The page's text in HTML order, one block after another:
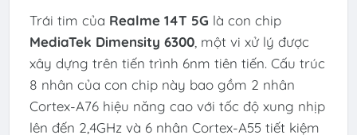
Trái tim của Realme 14T 5G là con chip
MediaTek Dimensity 6300, một vi xử lý được
xây dựng trên tiến trình 6nm tiên tiến. Cấu trúc
8 nhân của con chip này bao gồm 2 nhân
Cortex-A76 hiệu năng cao với tốc độ xung nhịp
lên đến 2,4GHz và 6 nhân Cortex-A55 tiết kiệm